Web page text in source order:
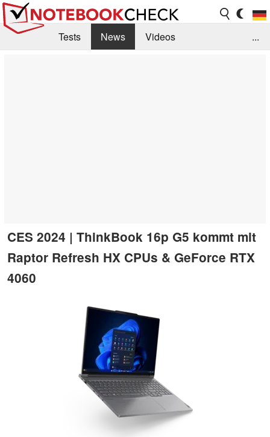
Tests News
Videos
...
CES 2024 | ThinkBook 16p G5 kommt mit
Raptor Refresh HX CPUs & GeForce RTX
4060